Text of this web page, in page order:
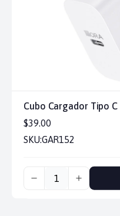
Cubo Cargador Tipo C
$39.00
SKU:GAR152